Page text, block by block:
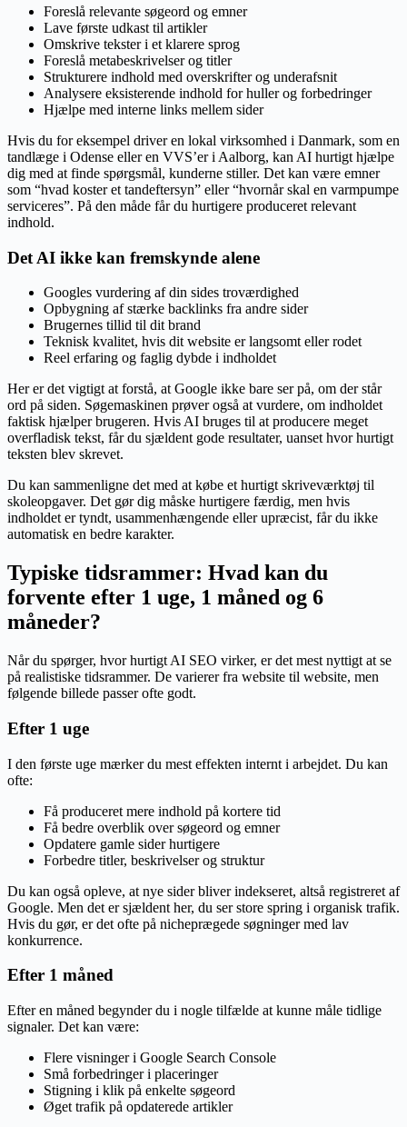
Foreslå relevante søgeord og emner
Lave første udkast til artikler
Omskrive tekster i et klarere sprog
Foreslå metabeskrivelser og titler
Strukturere indhold med overskrifter og underafsnit
Analysere eksisterende indhold for huller og forbedringer
Hjælpe med interne links mellem sider
Hvis du for eksempel driver en lokal virksomhed i Danmark, som en
tandlæge i Odense eller en VVS’er i Aalborg, kan AI hurtigt hjælpe
dig med at finde spørgsmål, kunderne stiller. Det kan være emner
som “hvad koster et tandeftersyn” eller “hvornår skal en varmpumpe
serviceres”. På den måde får du hurtigere produceret relevant
indhold.
Det AI ikke kan fremskynde alene
Googles vurdering af din sides troværdighed
Opbygning af stærke backlinks fra andre sider
Brugernes tillid til dit brand
Teknisk kvalitet, hvis dit website er langsomt eller rodet
Reel erfaring og faglig dybde i indholdet
Her er det vigtigt at forstå, at Google ikke bare ser på, om der står
ord på siden. Søgemaskinen prøver også at vurdere, om indholdet
faktisk hjælper brugeren. Hvis AI bruges til at producere meget
overfladisk tekst, får du sjældent gode resultater, uanset hvor hurtigt
teksten blev skrevet.
Du kan sammenligne det med at købe et hurtigt skriveværktøj til
skoleopgaver. Det gør dig måske hurtigere færdig, men hvis
indholdet er tyndt, usammenhængende eller upræcist, får du ikke
automatisk en bedre karakter.
Typiske tidsrammer: Hvad kan du
forvente efter 1 uge, 1 måned og 6
måneder?
Når du spørger, hvor hurtigt AI SEO virker, er det mest nyttigt at se
på realistiske tidsrammer. De varierer fra website til website, men
følgende billede passer ofte godt.
Efter 1 uge
I den første uge mærker du mest effekten internt i arbejdet. Du kan
ofte:
Få produceret mere indhold på kortere tid
Få bedre overblik over søgeord og emner
Opdatere gamle sider hurtigere
Forbedre titler, beskrivelser og struktur
Du kan også opleve, at nye sider bliver indekseret, altså registreret af
Google. Men det er sjældent her, du ser store spring i organisk trafik.
Hvis du gør, er det ofte på nicheprægede søgninger med lav
konkurrence.
Efter 1 måned
Efter en måned begynder du i nogle tilfælde at kunne måle tidlige
signaler. Det kan være:
Flere visninger i Google Search Console
Små forbedringer i placeringer
Stigning i klik på enkelte søgeord
Øget trafik på opdaterede artikler